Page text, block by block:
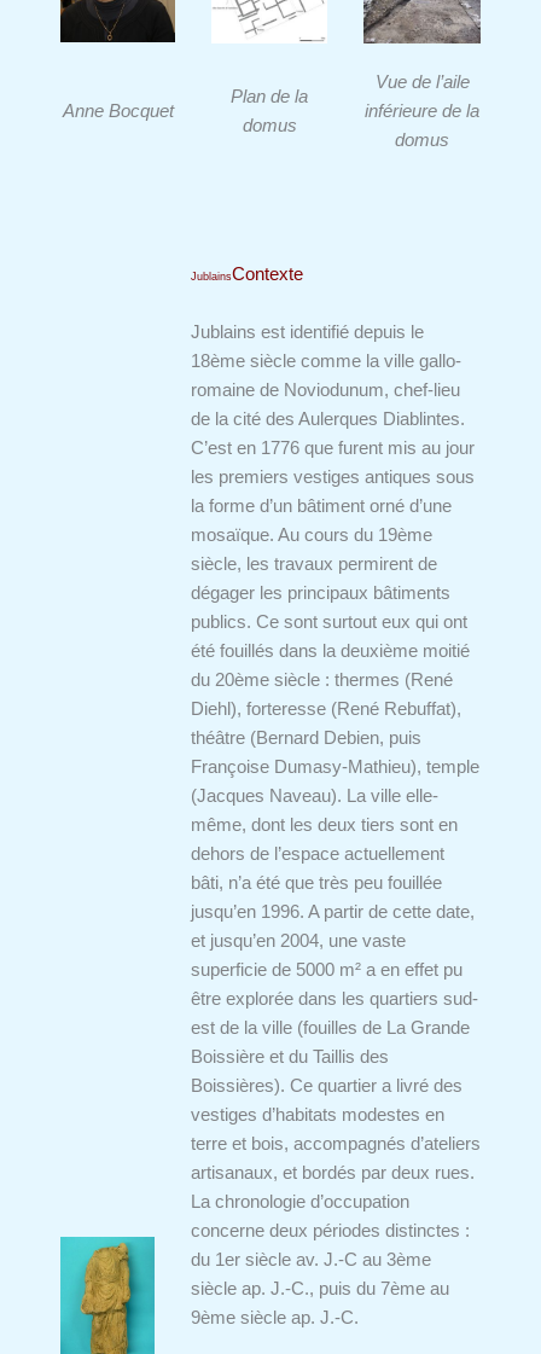
Anne Bocquet
Plan de la
domus
Vue de l’aile
inférieure de la
domus
JublainsContexte
Jublains est identifié depuis le
18ème siècle comme la ville gallo-
romaine de Noviodunum, chef-lieu
de la cité des Aulerques Diablintes.
C’est en 1776 que furent mis au jour
les premiers vestiges antiques sous
la forme d’un bâtiment orné d’une
mosaïque. Au cours du 19ème
siècle, les travaux permirent de
dégager les principaux bâtiments
publics. Ce sont surtout eux qui ont
été fouillés dans la deuxième moitié
du 20ème siècle : thermes (René
Diehl), forteresse (René Rebuffat),
théâtre (Bernard Debien, puis
Françoise Dumasy-Mathieu), temple
(Jacques Naveau). La ville elle-
même, dont les deux tiers sont en
dehors de l’espace actuellement
bâti, n’a été que très peu fouillée
jusqu’en 1996. A partir de cette date,
et jusqu’en 2004, une vaste
superficie de 5000 m² a en effet pu
être explorée dans les quartiers sud-
est de la ville (fouilles de La Grande
Boissière et du Taillis des
Boissières). Ce quartier a livré des
vestiges d’habitats modestes en
terre et bois, accompagnés d’ateliers
artisanaux, et bordés par deux rues.
La chronologie d’occupation
concerne deux périodes distinctes :
du 1er siècle av. J.-C au 3ème
siècle ap. J.-C., puis du 7ème au
9ème siècle ap. J.-C.